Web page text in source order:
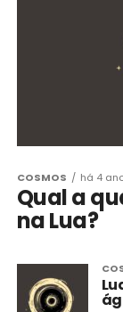
COSMOS há 4
Qual a
na Lua?